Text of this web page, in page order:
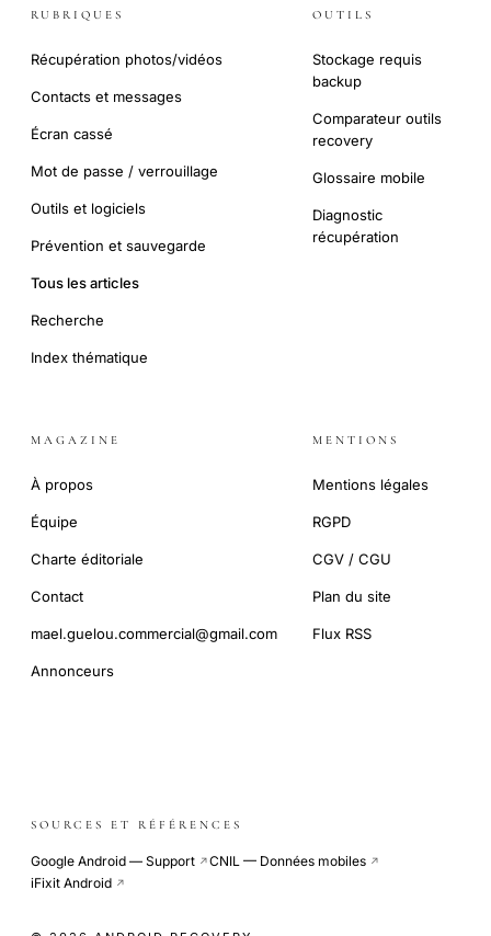
RUBRIQUES
Récupération photos/vidéos
Contacts et messages
Écran cassé
Mot de passe / verrouillage
Outils et logiciels
Prévention et sauvegarde
Tous les articles
Recherche
Index thématique
OUTILS
Stockage requis
backup
Comparateur outils
recovery
Glossaire mobile
Diagnostic
récupération
MAGAZINE
À propos
Équipe
Charte éditoriale
Contact
mael.guelou.commercial@gmail.com
Annonceurs
MENTIONS
Mentions légales
RGPD
CGV / CGU
Plan du site
Flux RSS
SOURCES ET RÉFÉRENCES
Google Android — Support ↗CNIL — Données mobiles ↗
iFixit Android ↗